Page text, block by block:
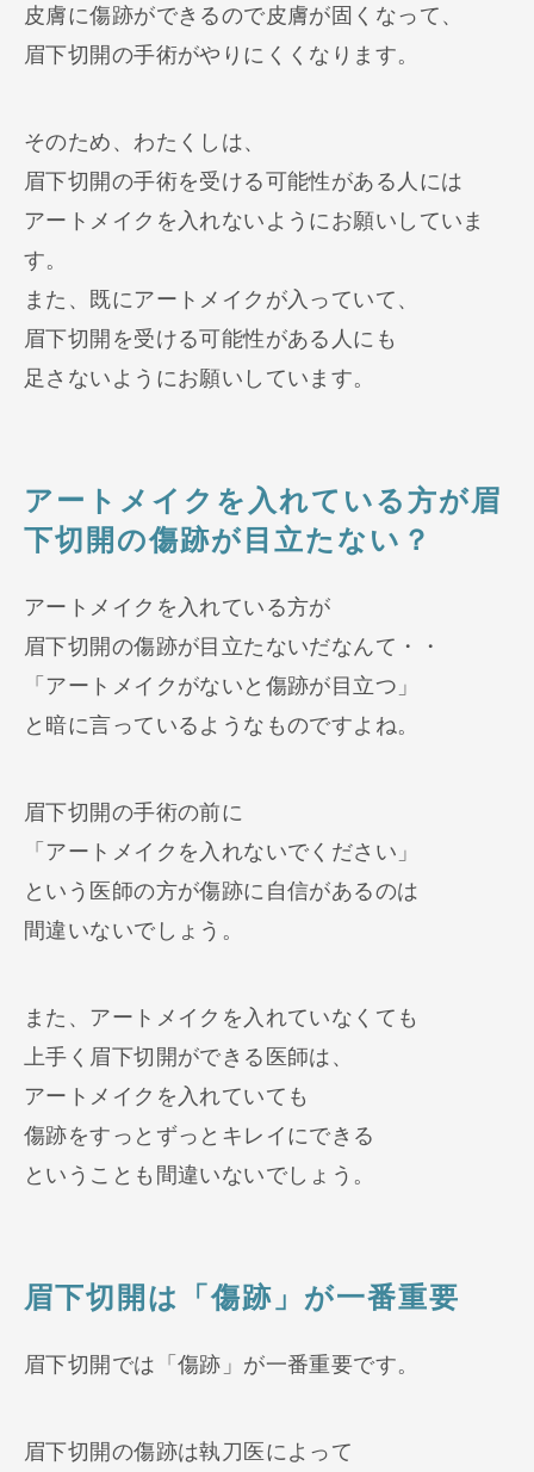
皮膚に傷跡ができるので皮膚が固くなって、
眉下切開の手術がやりにくくなります。
そのため、わたくしは、
眉下切開の手術を受ける可能性がある人には
アートメイクを入れないようにお願いしていま
す。
また、既にアートメイクが入っていて、
眉下切開を受ける可能性がある人にも
足さないようにお願いしています。
アートメイクを入れている方が眉
下切開の傷跡が目立たない？
アートメイクを入れている方が
眉下切開の傷跡が目立たないだなんて・・
「アートメイクがないと傷跡が目立つ」
と暗に言っているようなものですよね。
眉下切開の手術の前に
「アートメイクを入れないでください」
という医師の方が傷跡に自信があるのは
間違いないでしょう。
また、アートメイクを入れていなくても
上手く眉下切開ができる医師は、
アートメイクを入れていても
傷跡をすっとずっとキレイにできる
ということも間違いないでしょう。
眉下切開は「傷跡」が一番重要
眉下切開では「傷跡」が一番重要です。
眉下切開の傷跡は執刀医によって